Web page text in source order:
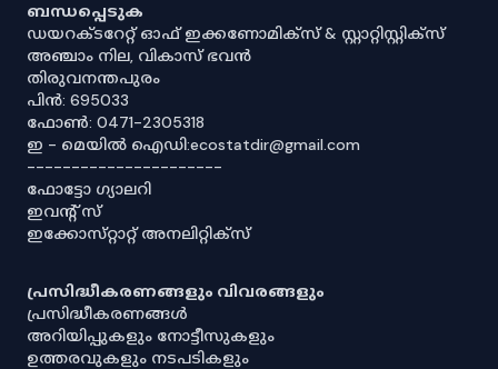
ബന്ധപ്പെടുക
ഡയറക്ടറേറ്റ് ഓഫ് ഇക്കണോമിക്സ് & സ്റ്റാറ്റിസ്റ്റിക്സ്
അഞ്ചാം നില, വികാസ് ഭവൻ
തിരുവനന്തപുരം
പിൻ: 695033
ഫോൺ: 0471-2305318
ഇ - മെയിൽ ഐഡി:ecostatdir@gmail.com
----------------------
ഫോട്ടോ ഗ്യാലറി
ഇവൻ്റ് സ്
ഇക്കോസ്‌റ്റാറ്റ് അനലിറ്റിക്‌സ്
പ്രസിദ്ധീകരണങ്ങളും വിവരങ്ങളും
പ്രസിദ്ധീകരണങ്ങൾ
അറിയിപ്പുകളും നോട്ടീസുകളും
ഉത്തരവുകളും നടപടികളും